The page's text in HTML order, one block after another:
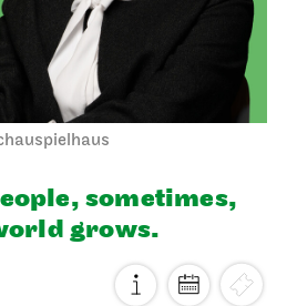
sometimes,
grows.